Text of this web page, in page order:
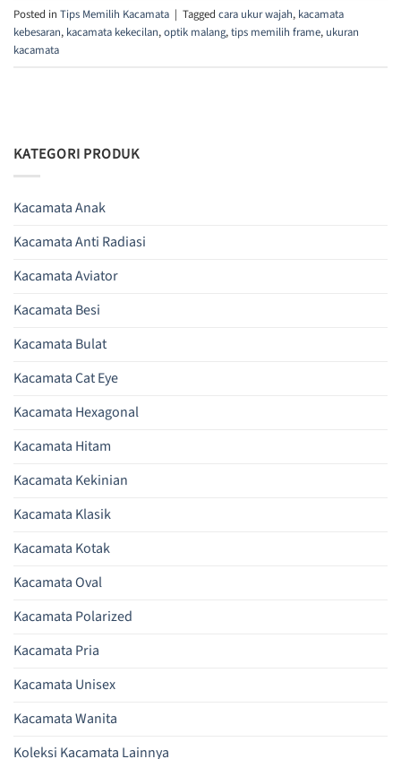
Posted in Tips Memilih Kacamata | Tagged cara ukur wajah, kacamata
kebesaran, kacamata kekecilan,optik malang,tips memilih frame, ukuran
kacamata
KATEGORI PRODUK
Kacamata Anak
Kacamata Anti Radiasi
Kacamata Aviator
Kacamata Besi
Kacamata Bulat
Kacamata Cat Eye
Kacamata Hexagonal
Kacamata Hitam
Kacamata Kekinian
Kacamata Klasik
Kacamata Kotak
Kacamata Oval
Kacamata Polarized
Kacamata Pria
Kacamata Unisex
Kacamata Wanita
Koleksi Kacamata Lainnya